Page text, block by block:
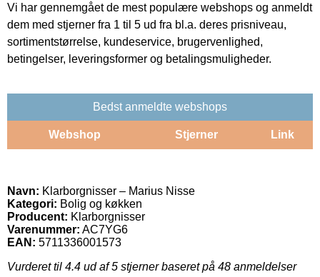
Vi har gennemgået de mest populære webshops og anmeldt
dem med stjerner fra 1 til 5 ud fra bl.a. deres prisniveau,
sortimentstørrelse, kundeservice, brugervenlighed,
betingelser, leveringsformer og betalingsmuligheder.
Bedst anmeldte webshops
Webshop Stjerner Link
Navn: Klarborgnisser – Marius Nisse
Kategori: Bolig og køkken
Producent: Klarborgnisser
Varenummer: AC7YG6
EAN: 5711336001573
Vurderet til 4.4 ud af 5 stjerner baseret på 48 anmeldelser